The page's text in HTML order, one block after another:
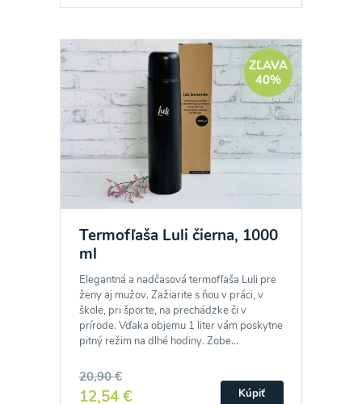
ZĽAVA
40%
Termofľaša Luli čierna, 1000
ml
Elegantná a nadčasová termofľaša Luli pre
ženy aj mužov. Zažiarite s ňou v práci, v
škole, pri športe, na prechádzke či v
prírode. Vďaka objemu 1 liter vám poskytne
pitný režim na dlhé hodiny. Zobe...
20,90 €
12,54 € Kúpiť